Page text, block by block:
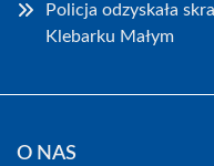
Policja odzyskała
Klebarku Małym
O NAS